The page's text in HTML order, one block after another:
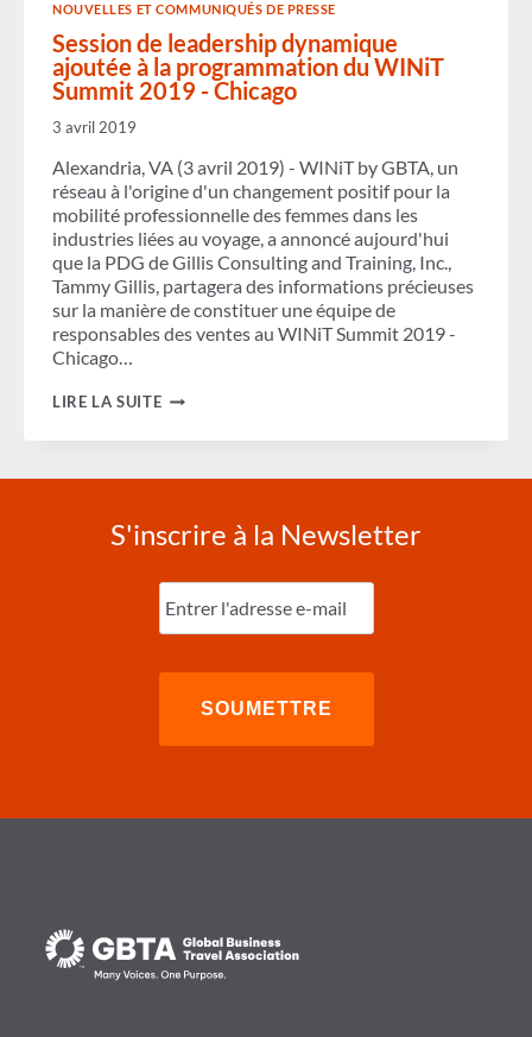
MARTINEZ,
PERTURBATEUR
COMMERCIAL
ET
AUTEUR,
PRINCIPALE
NOUVELLES ET COMMUNIQUÉS DE PRESSE
Session de leadership dynamique
ajoutée à la programmation du WINiT
Summit 2019 - Chicago
3 avril 2019
Alexandria, VA (3 avril 2019) - WINiT by GBTA, un
réseau à l'origine d'un changement positif pour la
mobilité professionnelle des femmes dans les
industries liées au voyage, a annoncé aujourd'hui
que la PDG de Gillis Consulting and Training, Inc.,
Tammy Gillis, partagera des informations précieuses
sur la manière de constituer une équipe de
responsables des ventes au WINiT Summit 2019 -
Chicago…
LIRE LA SUITESESSION
PROGRAMMATION
DU
SUMMIT
2019
S'inscrire à la Newsletter
Entrez
l'e-
mail